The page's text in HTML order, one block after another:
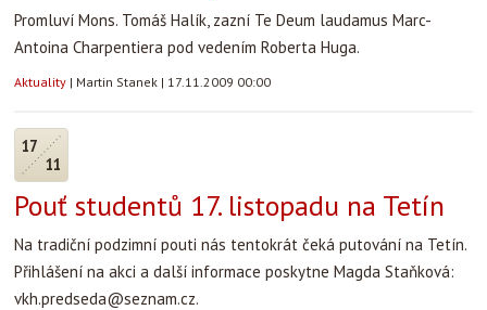
Promluví Mons. Tomáš Halík, zazní Te Deum laudamus Marc-
Antoina Charpentiera pod vedením Roberta Huga.
Aktuality | Martin Stanek | 17.11.2009 00:00
17
11
Pouť studentů 17. listopadu na Tetín
Na tradiční podzimní pouti nás tentokrát čeká putování na Tetín.
Přihlášení na akci a další informace poskytne Magda Staňková:
vkh.predseda@seznam.cz.